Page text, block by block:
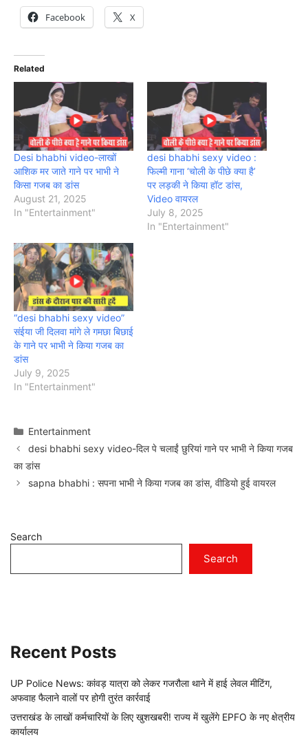
Facebook X
Related
Desi bhabhi video-लाखों
आशिक मर जाते गाने पर भाभी ने
किसा गजब का डांस
August 21, 2025
In "Entertainment"
desi bhabhi sexy video :
फिल्मी गाना ‘चोली के पीछे क्या है’
पर लड़की ने किया हॉट डांस,
Video वायरल
July 8, 2025
In "Entertainment"
“desi bhabhi sexy video”
संईया जी दिलवा मांगे ले गमछा बिछाई
के गाने पर भाभी ने किया गजब का
डांस
July 9, 2025
In "Entertainment"
Categories
Entertainment
desi bhabhi sexy video-दिल पे चलाईं छुरियां गाने पर भाभी ने किया गजब
का डांस
sapna bhabhi : सपना भाभी ने किया गजब का डांस, वीडियो हुई वायरल
Search
Search
Recent Posts
UP Police News: कांवड़ यात्रा को लेकर गजरौला थाने में हाई लेवल मीटिंग,
अफवाह फैलाने वालों पर होगी तुरंत कार्रवाई
उत्तराखंड के लाखों कर्मचारियों के लिए खुशखबरी! राज्य में खुलेंगे EPFO के नए क्षेत्रीय
कार्यालय